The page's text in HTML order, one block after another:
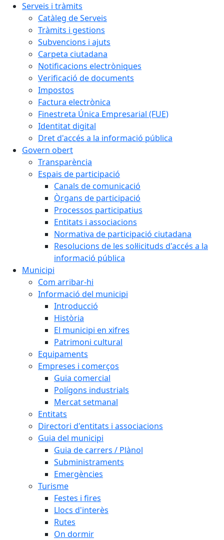
Serveis i tràmits
Catàleg de Serveis
Tràmits i gestions
Subvencions i ajuts
Carpeta ciutadana
Notificacions electròniques
Verificació de documents
Impostos
Factura electrònica
Finestreta Única Empresarial (FUE)
Identitat digital
Dret d'accés a la informació pública
Govern obert
Transparència
Espais de participació
Canals de comunicació
Òrgans de participació
Processos participatius
Entitats i associacions
Normativa de participació ciutadana
Resolucions de les sol·licituds d'accés a la
informació pública
Municipi
Com arribar-hi
Informació del municipi
Introducció
Història
El municipi en xifres
Patrimoni cultural
Equipaments
Empreses i comerços
Guia comercial
Polígons industrials
Mercat setmanal
Entitats
Directori d'entitats i associacions
Guia del municipi
Guia de carrers / Plànol
Subministraments
Emergències
Turisme
Festes i fires
Llocs d'interès
Rutes
On dormir